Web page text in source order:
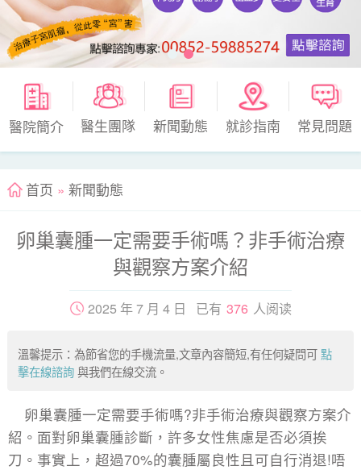
醫院簡介 醫生團隊 新聞動態 就診指南 常見問題
首页 »新聞動態
卵巢囊腫一定需要手術嗎？非手術治療
與觀察方案介紹
2025 年 7 月 4 日 已有 376 人阅读
溫馨提示：為節省您的手機流量,文章內容簡短,有任何疑問可點
擊在線諮詢 與我們在線交流。
卵巢囊腫一定需要手術嗎?非手術治療與觀察方案介
紹。面對卵巢囊腫診斷，許多女性焦慮是否必須挨
刀。事實上，超過70%的囊腫屬良性且可自行消退!唔